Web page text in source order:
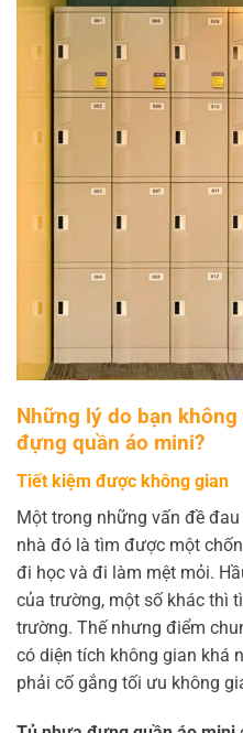
Những lý do bạn
đựng quần áo mini?
Tiết kiệm được không gian
Một trong những vấn đề
nhà đó là tìm được một
đi học và đi làm mệt mỏi.
của trường, một số khác thì
trường. Thế nhưng điểm
có diện tích không gian khá
phải cố gắng tối ưu không